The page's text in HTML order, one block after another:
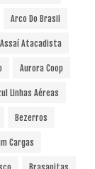
Arco Do Brasil
Assaí Atacadista
Aurora Coop
Linhas Aéreas
Bezerros
Cargas